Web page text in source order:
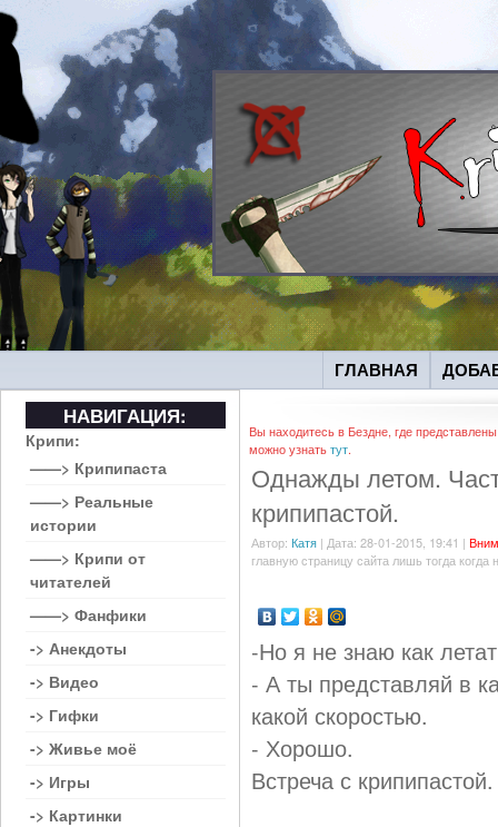
ГЛАВНАЯ
Вы находитесь в Бездне, где
можно узнатьтут.
Однажды летом.
крипипастой.
Автор: Катя | Дата: 28-01-2015, 19:41 |
главную страницу сайта лишь тогда
-Но я не знаю как
- А ты представляй в
какой скоростью.
- Хорошо.
Встреча с крипипастой.
НАВИГАЦИЯ:
Крипи:
——> Крипипаста
——> Реальные
истории
——> Крипи от
читателей
——> Фанфики
-> Анекдоты
-> Видео
-> Гифки
-> Живье моё
-> Игры
-> Картинки